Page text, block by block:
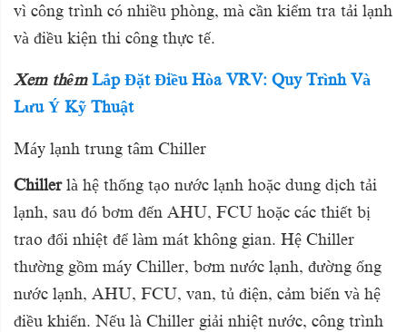
vì công trình có nhiều phòng, mà cần kiểm tra tải lạnh
và điều kiện thi công thực tế.
Xem thêm Lắp Đặt Điều Hòa VRV: Quy Trình Và
Lưu Ý Kỹ Thuật
Máy lạnh trung tâm Chiller
Chillerlà hệ thống tạo nước lạnh hoặc dung dịch tải
lạnh, sau đó bơm đến AHU, FCU hoặc các thiết bị
trao đổi nhiệt để làm mát không gian. Hệ Chiller
thường gồm máy Chiller, bơm nước lạnh, đường ống
nước lạnh, AHU, FCU, van, tủ điện, cảm biến và hệ
điều khiển. Nếu là Chiller giải nhiệt nước, công trình